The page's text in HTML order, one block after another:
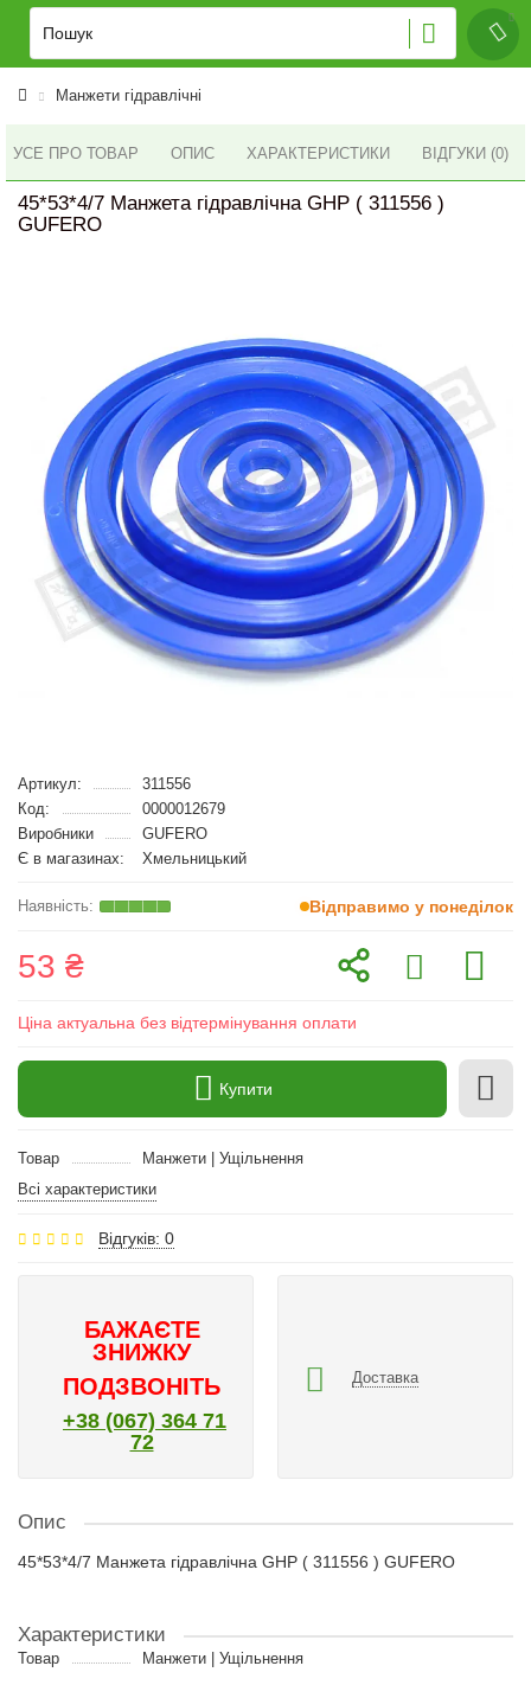
Манжети гідравлічні
УСЕ ПРО ТОВАР ОПИС ХАРАКТЕРИСТИКИ ВІДГУКИ (0)
45*53*4/7 Манжета гідравлічна GHP ( 311556 )
GUFERO
Артикул:
311556
Код:
0000012679
Виробники
GUFERO
Є в магазинах:
Хмельницький
Відправимо у понеділок
53 ₴
Ціна актуальна без відтермінування оплати
Купити
Товар
Манжети | Ущільнення
Всі характеристики
Відгуків: 0
БАЖАЄТЕ
ЗНИЖКУ
ПОДЗВОНІТЬ
+38 (067) 364 71
72
Доставка
Опис
45*53*4/7 Манжета гідравлічна GHP ( 311556 ) GUFERO
Характеристики
Товар Манжети | Ущільнення